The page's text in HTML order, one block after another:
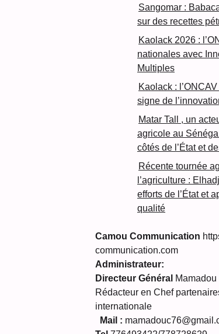
Sangomar :
sur des recettes
Kaolack 2026 :
nationales avec
Multiples
Kaolack :
signe de
Matar Tall , un
agricole au
côtés de l’État et
Récente tournée
l’agriculture :
efforts de l’État et
qualité
Camou Communication
communication.com
Administrateur:
Directeur Général
Rédacteur en Chef
internationale
Mail :